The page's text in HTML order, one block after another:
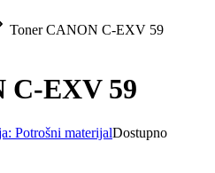
Toner CANON C-EXV 59
C-EXV 59
Potrošni materijalDostupno